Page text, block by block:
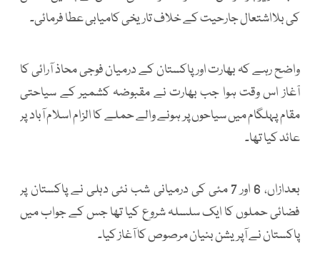
کی بلااشتعال جارحیت کے خلاف تاریخی کامیابی عطا فرمائی۔
واضح رہے کہ بھارت اور پاکستان کے درمیان فوجی محاذ آرائی کا
آغاز اس وقت ہوا جب بھارت نے مقبوضہ کشمیر کے سیاحتی
مقام پہلگام میں سیاحوں پر ہونے والے حملے کا الزام اسلام آباد پر
عائد کیا تھا۔
بعدازاں، 6 اور 7 مئی کی درمیانی شب نئی دہلی نے پاکستان پر
فضائی حملوں کا ایک سلسلہ شروع کیا تھا جس کے جواب میں
پاکستان نے آپریشن بنیان مرصوص کا آغاز کیا۔